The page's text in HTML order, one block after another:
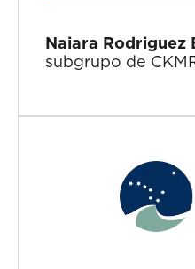
Naiara Rodriguez
subgrupo de